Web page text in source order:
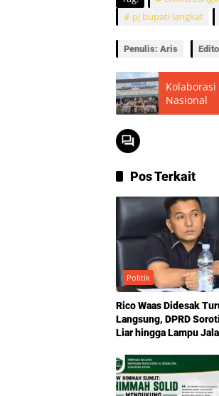
pj bupati langkat
Penulis: Aris
Kolaborasi
Nasional
Pos Terkait
Politik
Rico Waas Didesak
Langsung, DPRD
Liar hingga Lampu